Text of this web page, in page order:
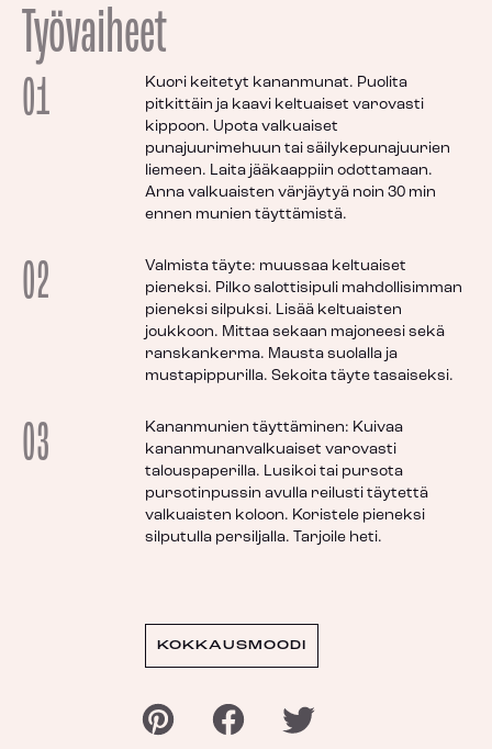
Työvaiheet
01
Kuori keitetyt kananmunat. Puolita
pitkittäin ja kaavi keltuaiset varovasti
kippoon. Upota valkuaiset
punajuurimehuun tai säilykepunajuurien
liemeen. Laita jääkaappiin odottamaan.
Anna valkuaisten värjäytyä noin 30 min
ennen munien täyttämistä.
02
Valmista täyte: muussaa keltuaiset
pieneksi. Pilko salottisipuli mahdollisimman
pieneksi silpuksi. Lisää keltuaisten
joukkoon. Mittaa sekaan majoneesi sekä
ranskankerma. Mausta suolalla ja
mustapippurilla. Sekoita täyte tasaiseksi.
03
Kananmunien täyttäminen: Kuivaa
kananmunanvalkuaiset varovasti
talouspaperilla. Lusikoi tai pursota
pursotinpussin avulla reilusti täytettä
valkuaisten koloon. Koristele pieneksi
silputulla persiljalla. Tarjoile heti.
KOKKAUSMOODI